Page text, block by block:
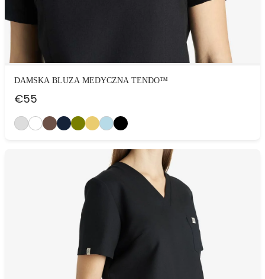
DAMSKA BLUZA MEDYCZNA TENDO™
€55